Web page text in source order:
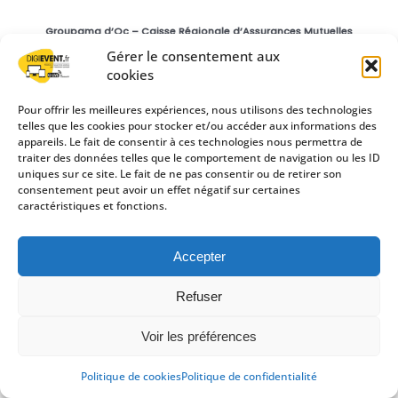
Gérer le consentement aux
cookies
Pour offrir les meilleures expériences, nous utilisons des technologies
telles que les cookies pour stocker et/ou accéder aux informations des
appareils. Le fait de consentir à ces technologies nous permettra de
traiter des données telles que le comportement de navigation ou les ID
uniques sur ce site. Le fait de ne pas consentir ou de retirer son
consentement peut avoir un effet négatif sur certaines
caractéristiques et fonctions.
Accepter
Refuser
Voir les préférences
Politique de cookiesPolitique de confidentialité
Groupama d’Oc – Caisse Régionale d’Assurances Mutuelles
Siège social : 14 rue de Vidailhan – CS 93105 – 31131 Balma Cedex |
391 851 557 R.C.S. Toulouse.
Entreprise régie par le code des assurances et soumise à l’Autorité
CS 92459, 75436 Paris Cedex 09
©2020-2026DigiEvent-